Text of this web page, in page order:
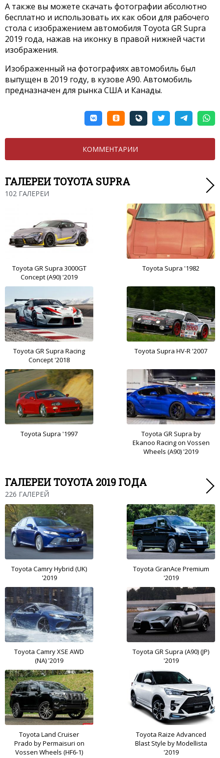
А также вы можете скачать фотографии абсолютно
бесплатно и использовать их как обои для рабочего
стола с изображением автомобиля Toyota GR Supra
2019 года, нажав на иконку в правой нижней части
изображения.
Изображенный на фотографиях автомобиль был
выпущен в 2019 году, в кузове A90. Автомобиль
предназначен для рынка США и Канады.
КОММЕНТАРИИ
ГАЛЕРЕИ TOYOTA SUPRA
102 ГАЛЕРЕИ
Toyota GR Supra 3000GT
Concept (A90) '2019
Toyota Supra '1982
Toyota GR Supra Racing
Concept '2018
Toyota Supra HV-R '2007
Toyota Supra '1997
Toyota GR Supra by
Ekanoo Racing on Vossen
Wheels (A90) '2019
ГАЛЕРЕИ TOYOTA 2019 ГОДА
226 ГАЛЕРЕЙ
Toyota Camry Hybrid (UK)
'2019
Toyota GranAce Premium
'2019
Toyota Camry XSE AWD
(NA) '2019
Toyota GR Supra (A90) (JP)
'2019
Toyota Land Cruiser
Prado by Permaisuri on
Vossen Wheels (HF6-1)
Toyota Raize Advanced
Blast Style by Modellista
'2019